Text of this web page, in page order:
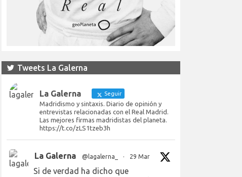
Tweets La Galerna
La Galerna Seguir
Madridismo y sintaxis. Diario de opinión y
entrevistas relacionadas con el Real Madrid.
Las mejores firmas madridistas del planeta.
https://t.co/zLS1tzeb3h
La Galerna @lagalerna_ · 29 Mar
Si de verdad ha dicho que